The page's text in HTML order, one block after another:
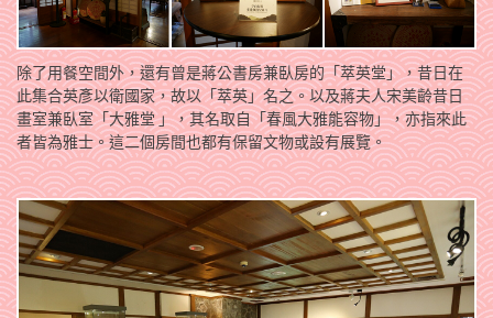
除了用餐空間外，還有曾是蔣公書房兼臥房的「萃英堂」，昔日在
此集合英彥以衛國家，故以「萃英」名之。以及蔣夫人宋美齡昔日
畫室兼臥室「大雅堂 」，其名取自「春風大雅能容物」，亦指來此
者皆為雅士。這二個房間也都有保留文物或設有展覽。